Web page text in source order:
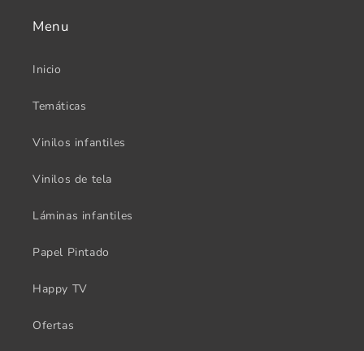
Menu
Inicio
Temáticas
Vinilos infantiles
Vinilos de tela
Láminas infantiles
Papel Pintado
Happy TV
Ofertas